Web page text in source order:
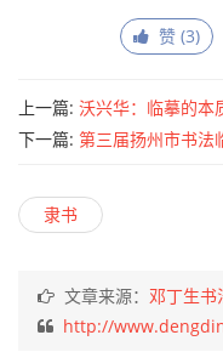
说明：阳文，反文
上一篇:沃兴华：临摹的本